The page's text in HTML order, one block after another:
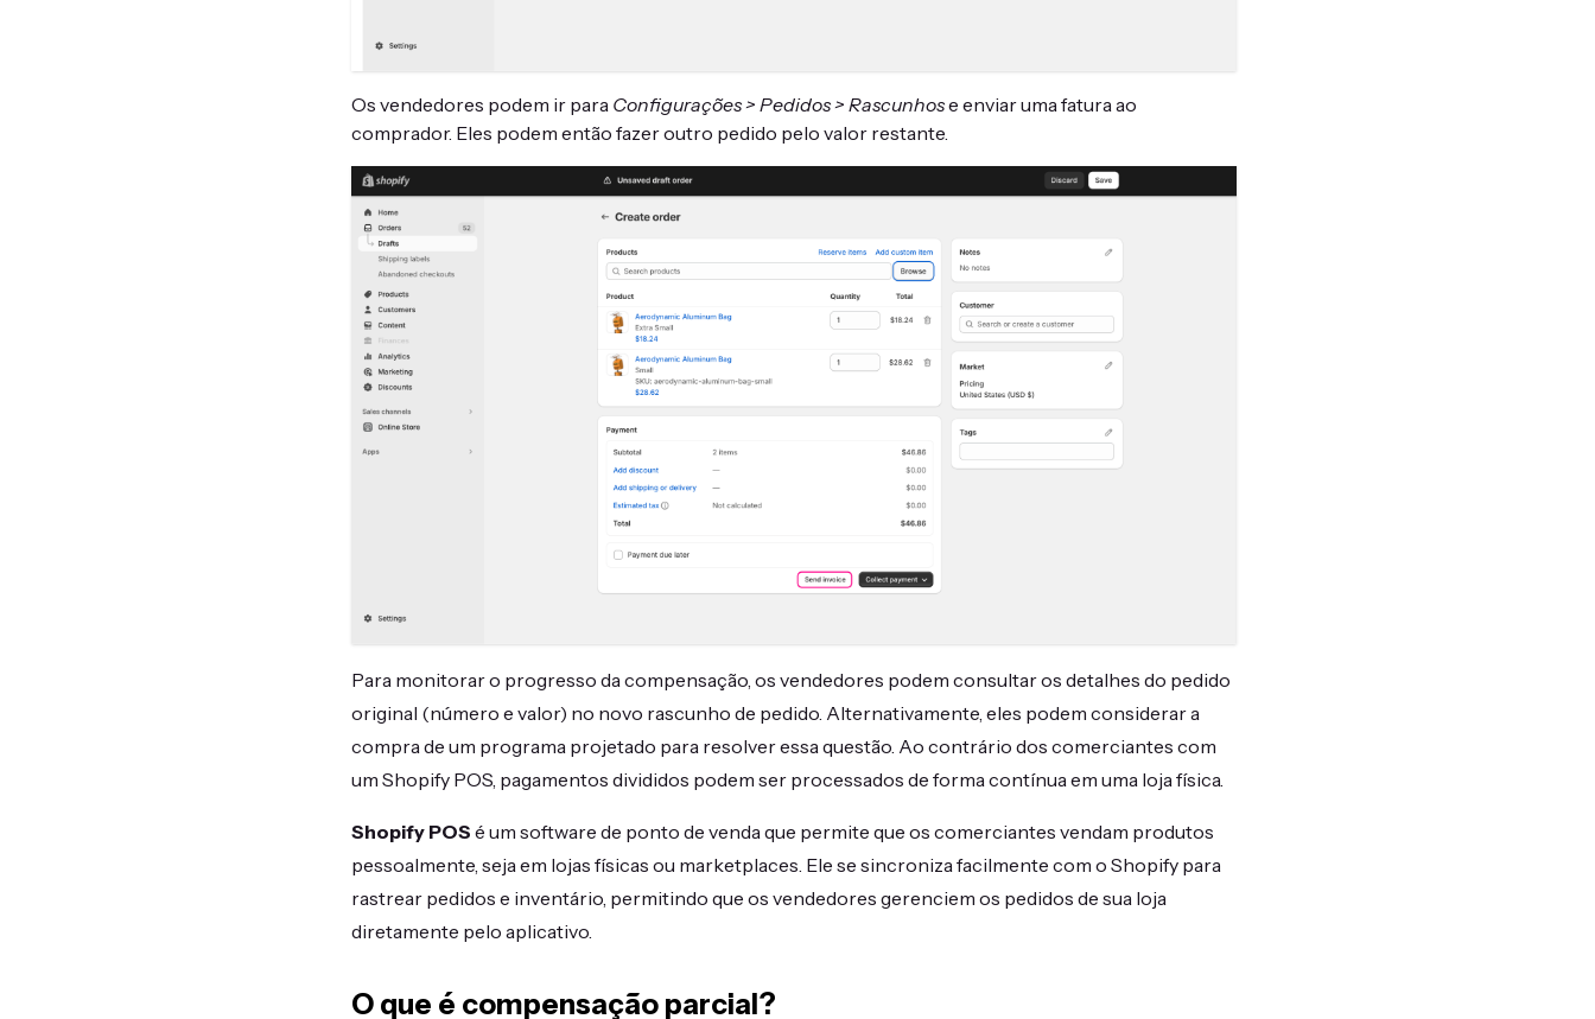
Os vendedores podem ir para Configurações > Pedidos > Rascunhose enviar uma fatura ao
comprador. Eles podem então fazer outro pedido pelo valor restante.
Para monitorar o progresso da compensação, os vendedores podem consultar os detalhes do pedido
original (número e valor) no novo rascunho de pedido. Alternativamente, eles podem considerar a
compra de um programa projetado para resolver essa questão. Ao contrário dos comerciantes com
um Shopify POS, pagamentos divididos podem ser processados de forma contínua em uma loja física.
Shopify POS é um software de ponto de venda que permite que os comerciantes vendam produtos
pessoalmente, seja em lojas físicas ou marketplaces. Ele se sincroniza facilmente com o Shopify para
rastrear pedidos e inventário, permitindo que os vendedores gerenciem os pedidos de sua loja
diretamente pelo aplicativo.
O que é compensação parcial?